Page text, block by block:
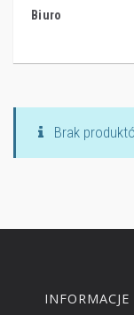
Biuro
Brak